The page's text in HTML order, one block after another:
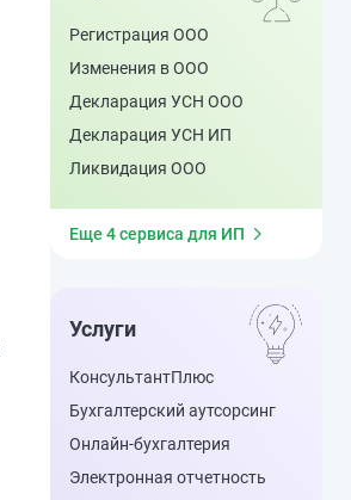
Регистрация ООО
Изменения в ООО
Декларация УСН ООО
Декларация УСН ИП
Ликвидация ООО
Еще 4 сервиса для ИП
Услуги
КонсультантПлюс
Бухгалтерский аутсорсинг
Онлайн-бухгалтерия
Электронная отчетность